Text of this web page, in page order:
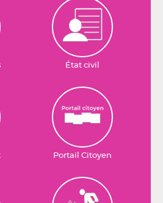
État civil
Portail Citoyen